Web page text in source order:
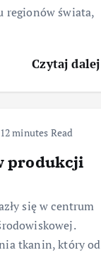
regionów świata,
Czytaj dalej
minutes Read
produkcji
się w centrum
tkanin, który od